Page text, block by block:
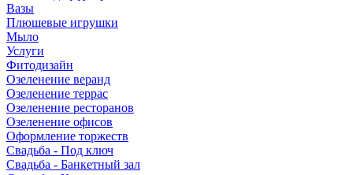
Вазы
Плюшевые игрушки
Мыло
Услуги
Фитодизайн
Озеленение веранд
Озеленение террас
Озеленение ресторанов
Озеленение офисов
Оформление торжеств
Свадьба - Под ключ
Свадьба - Банкетный зал